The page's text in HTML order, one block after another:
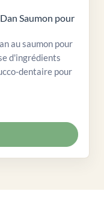
Saumon pour
au saumon pour
d'ingrédients
dentaire pour